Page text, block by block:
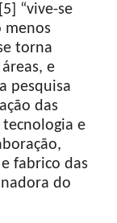
“vive-se
menos
torna
e
pesquisa
das
tecnologia e
fabrico das
do